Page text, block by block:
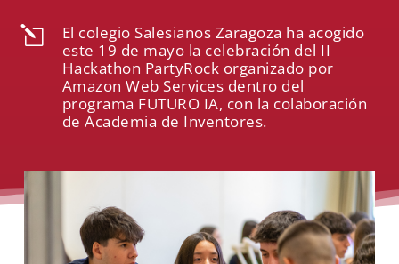
l
El colegio Salesianos Zaragoza ha acogido
este 19 de mayo la celebración del II
Hackathon PartyRock organizado por
Amazon Web Services dentro del
programa FUTURO IA, con la colaboración
de Academia de Inventores.